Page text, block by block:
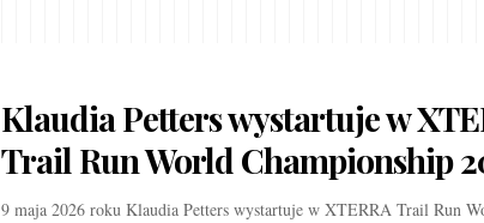
Klaudia Petters wystartuje w
Trail Run World Championship
9 maja 2026 roku Klaudia Petters wystartuje w XTERRA Trail Run